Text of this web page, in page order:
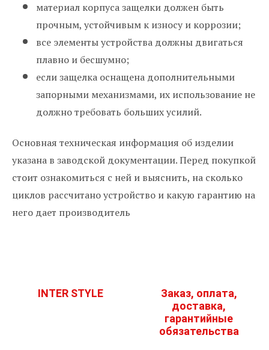
материал корпуса защелки должен быть
прочным, устойчивым к износу и коррозии;
все элементы устройства должны двигаться
плавно и бесшумно;
если защелка оснащена дополнительными
запорными механизмами, их использование не
должно требовать больших усилий.
Основная техническая информация об изделии
указана в заводской документации. Перед покупкой
стоит ознакомиться с ней и выяснить, на сколько
циклов рассчитано устройство и какую гарантию на
него дает производитель
INTER STYLE
Заказ, оплата,
доставка,
гарантийные
обязательства